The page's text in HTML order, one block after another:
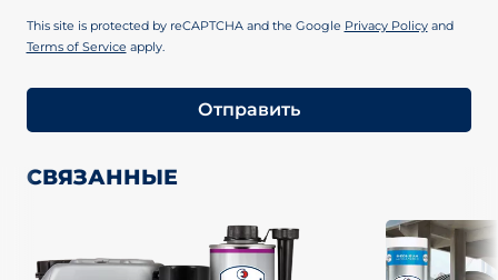
This site is protected by reCAPTCHA and the Google Privacy Policyand
Terms of Service apply.
Отправить
СВЯЗАННЫЕ